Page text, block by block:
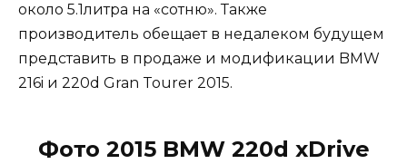
около 5.1литра на «сотню». Также
производитель обещает в недалеком будущем
представить в продаже и модификации BMW
216i и 220d Gran Tourer 2015.
Фото 2015 BMW 220d xDrive